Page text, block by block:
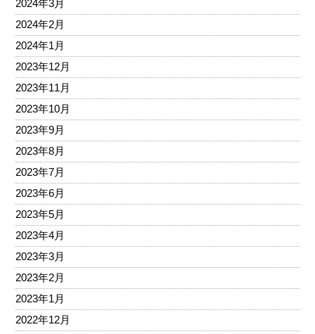
2024年3月
2024年2月
2024年1月
2023年12月
2023年11月
2023年10月
2023年9月
2023年8月
2023年7月
2023年6月
2023年5月
2023年4月
2023年3月
2023年2月
2023年1月
2022年12月